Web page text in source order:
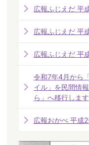
広報ふじえだ 平
広報ふじえだ 平
広報ふじえだ 平
令和7年4月から
イル」を民間情
ら」へ移行します
広報おかべ 平成